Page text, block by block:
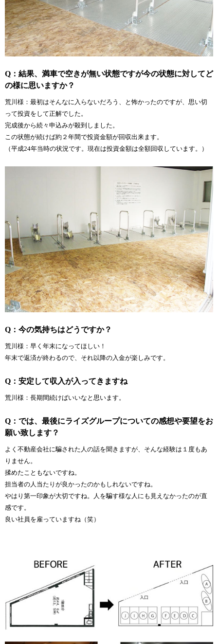
Q：結果、満車で空きが無い状態ですが今の状態に対してど
の様に思いますか？
荒川様：最初はそんなに入らないだろう、と怖かったのですが、思い切
って投資をして正解でした。
完成後から続々申込みが殺到しました。
この状態が続けば約２年間で投資金額が回収出来ます。
（平成24年当時の状況です。現在は投資金額は全額回収しています。）
Q：今の気持ちはどうですか？
荒川様：早く年末になってほしい！
年末で返済が終わるので、それ以降の入金が楽しみです。
Q：安定して収入が入ってきますね
荒川様：長期間続けばいいなと思います。
Q：では、最後にライズグループについての感想や要望をお
願い致します？
よく不動産会社に騙された人の話を聞きますが、そんな経験は１度もあ
りません。
揉めたこともないですね。
担当者の人当たりが良かったのかもしれないですね。
やはり第一印象が大切ですね。人を騙す様な人にも見えなかったのが直
感です。
良い社員を雇っていますね（笑）